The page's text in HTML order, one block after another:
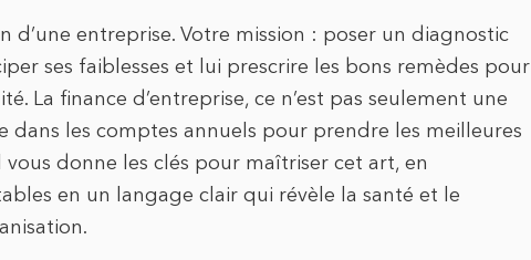
d’une entreprise. Votre mission : poser un diagnostic
ses faiblesses et lui prescrire les bons remèdes pour
La finance d’entreprise, ce n’est pas seulement une
dans les comptes annuels pour prendre les meilleures
donne les clés pour maîtriser cet art, en
en un langage clair qui révèle la santé et le